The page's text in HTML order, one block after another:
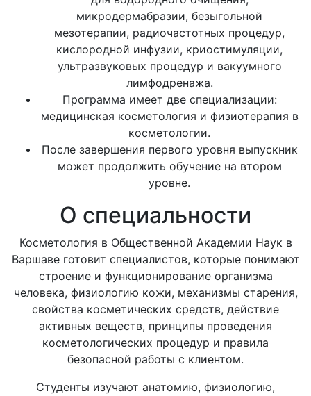
микродермабразии, безыгольной
мезотерапии, радиочастотных процедур,
кислородной инфузии, криостимуляции,
ультразвуковых процедур и вакуумного
лимфодренажа.
Программа имеет две специализации:
медицинская косметология и физиотерапия в
косметологии.
После завершения первого уровня выпускник
может продолжить обучение на втором
уровне.
О специальности
Косметология в Общественной Академии Наук в
Варшаве готовит специалистов, которые понимают
строение и функционирование организма
человека, физиологию кожи, механизмы старения,
свойства косметических средств, действие
активных веществ, принципы проведения
косметологических процедур и правила
безопасной работы с клиентом.
Студенты изучают анатомию, физиологию,